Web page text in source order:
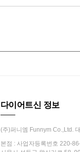
다이어트신 정보
(주)퍼니엠 Funnym Co.,Ltd.
본점 : 사업자등록번호 220-